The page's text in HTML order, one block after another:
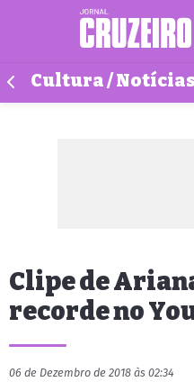
Cultura /
Clipe de
recorde no
06 de Dezembro de 2018 às 02:34